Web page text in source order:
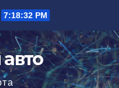
7:18:33 PM